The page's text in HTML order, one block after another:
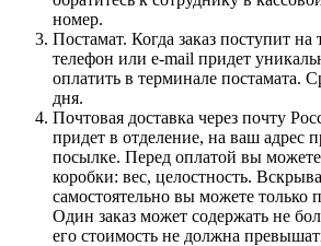
номер.
Постамат. Когда заказ поступит на
телефон или e-mail придет
оплатить в терминале постамата.
дня.
Почтовая доставка через почту
придет в отделение, на ваш адрес
посылке. Перед оплатой вы
коробки: вес, целостность.
самостоятельно вы можете только
Один заказ может содержать не
его стоимость не должна